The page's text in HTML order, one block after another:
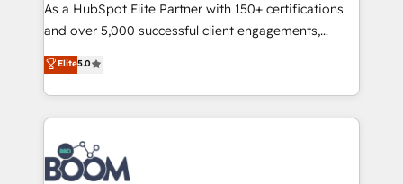
de conversion qui transforment les visiteurs en
opportunités d'affaires ➤ La mise en place de
stratégies d'acquisition marketing (SEO, SEA,
inbound, automatisation marketing, ABM, IA,
emailing) Informations clés : - 10 ans d'expérience -
100+ intégrations CRM HubSpot réussies - 40
experts conseil - 150 certifications HubSpot
cumulées
As a HubSpot Elite Partner with 150+ certifications
and over 5,000 successful client engagements,
Vonazon turns marketing complexity into
measurable, scalable growth. From onboarding to
enterprise-grade campaigns, our in-house team
builds scalable strategies that drive long-term
revenue. ⚙️ HubSpot Integration & Optimization •
Seamless CRM, CMS, and automation setup •
Elite5.0